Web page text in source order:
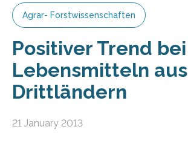
Agrar- Forstwissenschaften
Positiver Trend bei
Lebensmitteln aus
Drittländern
21 January 2013